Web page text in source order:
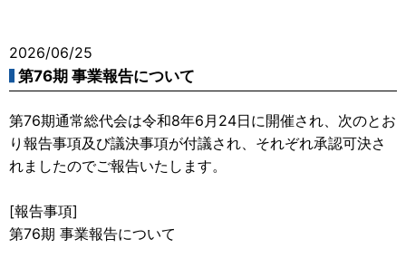
2026/06/25
第76期 事業報告について
第76期通常総代会は令和8年6月24日に開催され、次のとお
り報告事項及び議決事項が付議され、それぞれ承認可決さ
れましたのでご報告いたします。
[報告事項]
第76期 事業報告について